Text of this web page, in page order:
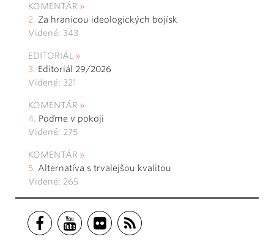
KOMENTÁR
Za hranicou ideologických bojísk
Videné: 343
EDITORIÁL
Editoriál 29/2026
Videné: 321
KOMENTÁR
Poďme v pokoji
Videné: 275
KOMENTÁR
Alternatíva s trvalejšou kvalitou
Videné: 265